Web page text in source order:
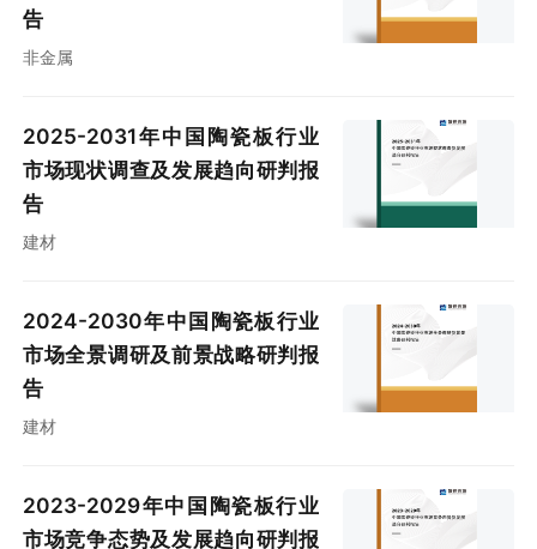
告
非金属
2025-2031年中国陶瓷板行业
市场现状调查及发展趋向研判报
告
建材
2024-2030年中国陶瓷板行业
市场全景调研及前景战略研判报
告
建材
2023-2029年中国陶瓷板行业
市场竞争态势及发展趋向研判报